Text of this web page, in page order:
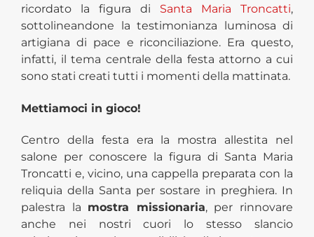
ricordato la figura di Santa Maria Troncatti,
sottolineandone la testimonianza luminosa di
artigiana di pace e riconciliazione. Era questo,
infatti, il tema centrale della festa attorno a cui
sono stati creati tutti i momenti della mattinata.
Mettiamoci in gioco!
Centro della festa era la mostra allestita nel
salone per conoscere la figura di Santa Maria
Troncatti e, vicino, una cappella preparata con la
reliquia della Santa per sostare in preghiera. In
palestra la mostra missionaria, per rinnovare
anche nei nostri cuori lo stesso slancio